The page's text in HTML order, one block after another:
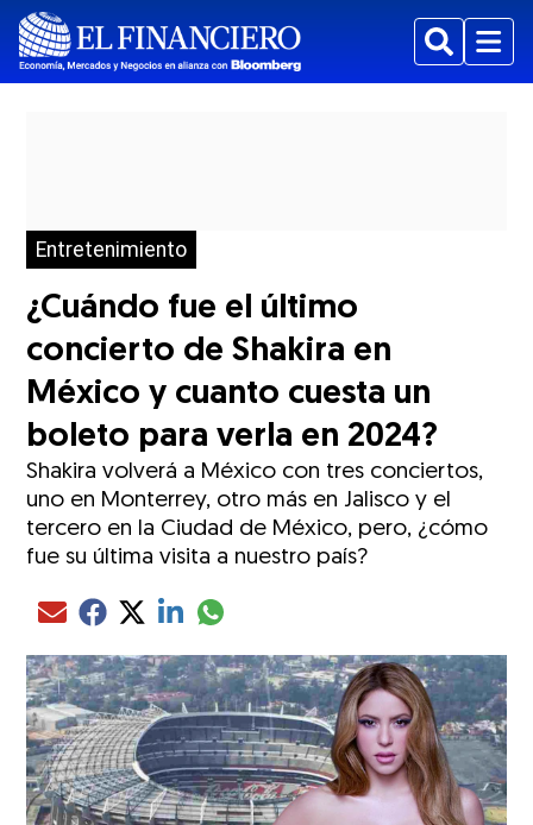
BuscarMenu
Entretenimiento
¿Cuándo fue el último
concierto de Shakira en
México y cuanto cuesta un
boleto para verla en 2024?
Shakira volverá a México con tres conciertos,
uno en Monterrey, otro más en Jalisco y el
tercero en la Ciudad de México, pero, ¿cómo
fue su última visita a nuestro país?
Compartir el artículo actual mediante Email
Compartir el artículo actual mediante Facebook
Compartir el artículo actual mediante Twitter
Compartir el artículo actual mediante LinkedIn
Compartir el artículo actual mediante